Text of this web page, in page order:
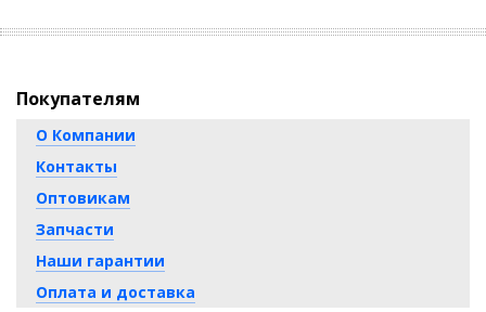
Покупателям
О Компании
Контакты
Оптовикам
Запчасти
Наши гарантии
Оплата и доставка